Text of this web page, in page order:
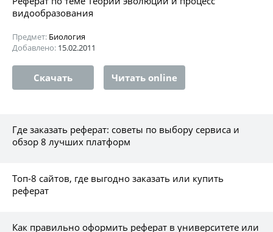
видообразования
Предмет: Биология
Добавлено: 15.02.2011
Скачать Читать online
Где заказать реферат: советы по выбору сервиса и
обзор 8 лучших платформ
Топ-8 сайтов, где выгодно заказать или купить
реферат
Как правильно оформить реферат в университете или